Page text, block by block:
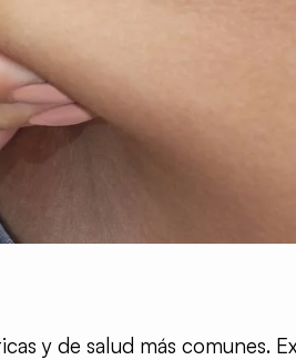
y de salud más comunes.